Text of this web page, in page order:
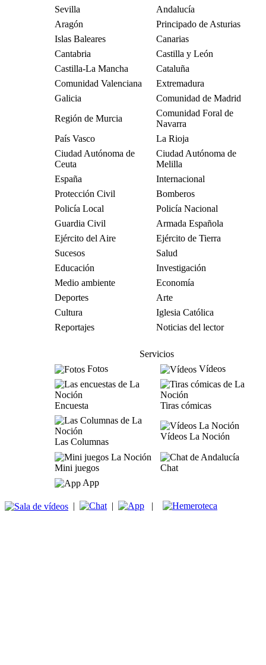
Sevilla
Andalucía
Aragón
Principado de Asturias
Islas Baleares
Canarias
Cantabria
Castilla y León
Castilla-La Mancha
Cataluña
Comunidad Valenciana
Extremadura
Galicia
Comunidad de Madrid
Región de Murcia
Comunidad Foral de
Navarra
País Vasco
La Rioja
Ciudad Autónoma de
Ceuta
Ciudad Autónoma de
Melilla
España
Internacional
Protección Civil
Bomberos
Policía Local
Policía Nacional
Guardia Civil
Armada Española
Ejército del Aire
Ejército de Tierra
Sucesos
Salud
Educación
Investigación
Medio ambiente
Economía
Deportes
Arte
Cultura
Iglesia Católica
Reportajes
Noticias del lector
Servicios
Fotos
Vídeos
Encuesta Tiras cómicas
Las Columnas
Vídeos La Noción
Mini juegos
Chat
App
| | |